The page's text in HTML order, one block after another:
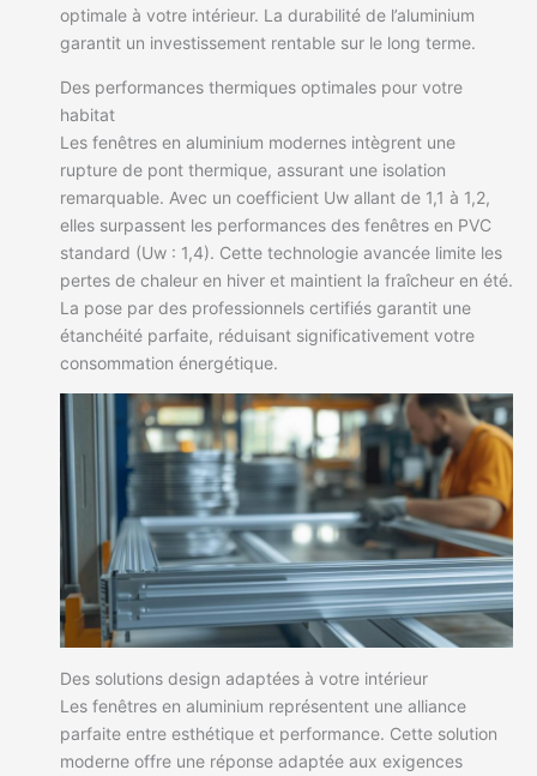
optimale à votre intérieur. La durabilité de l’aluminium
garantit un investissement rentable sur le long terme.
Des performances thermiques optimales pour votre
habitat
Les fenêtres en aluminium modernes intègrent une
rupture de pont thermique, assurant une isolation
remarquable. Avec un coefficient Uw allant de 1,1 à 1,2,
elles surpassent les performances des fenêtres en PVC
standard (Uw : 1,4). Cette technologie avancée limite les
pertes de chaleur en hiver et maintient la fraîcheur en été.
La pose par des professionnels certifiés garantit une
étanchéité parfaite, réduisant significativement votre
consommation énergétique.
Des solutions design adaptées à votre intérieur
Les fenêtres en aluminium représentent une alliance
parfaite entre esthétique et performance. Cette solution
moderne offre une réponse adaptée aux exigences